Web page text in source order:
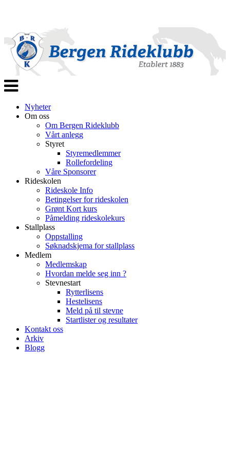
Veksle
navigasjon
Nyheter
Om oss
Om Bergen Rideklubb
Vårt anlegg
Styret
Styremedlemmer
Rollefordeling
Våre Sponsorer
Rideskolen
Rideskole Info
Betingelser for rideskolen
Grønt Kort kurs
Påmelding rideskolekurs
Stallplass
Oppstalling
Søknadskjema for stallplass
Medlem
Medlemskap
Hvordan melde seg inn ?
Stevnestart
Rytterlisens
Hestelisens
Meld på til stevne
Startlister og resultater
Kontakt oss
Arkiv
Blogg